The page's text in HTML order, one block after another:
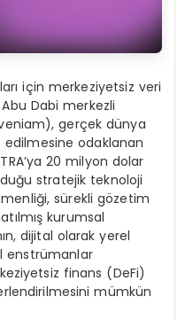
için merkeziyetsiz veri
Dabi merkezli
gerçek dünya
edilmesine odaklanan
20 milyon dolar
stratejik teknoloji
sürekli gözetim
kurumsal
dijital olarak yerel
enstrümanlar
finans (DeFi)
mümkün